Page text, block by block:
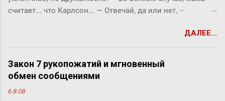
считает... что Карлсон... ― Отвечай, да или нет, ―
Карлсон должен у нас обедать? ― Во всяком случае, она
хотела... ― снова попытался уйти от прямого ответа
Малыш, но фрекен Бок прервала его жестким окриком: ―
Я сказала, отвечай ― да или нет! На простой вопрос
всегда можно ответить «да» или «нет», по-моему, это не
трудно. ― Представь себе, трудно, ― вмешался Карлсон.
ДАЛЕЕ...
Закон 7 рукопожатий и мгновенный
обмен сообщениями
6.8.08